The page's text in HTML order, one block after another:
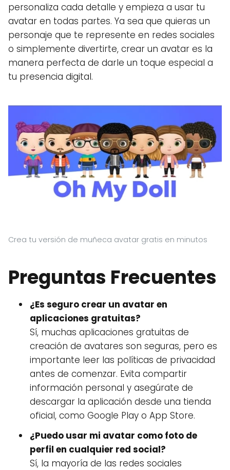
personaliza cada detalle y empieza a usar tu
avatar en todas partes. Ya sea que quieras un
personaje que te represente en redes sociales
o simplemente divertirte, crear un avatar es la
manera perfecta de darle un toque especial a
tu presencia digital.
Crea tu versión de muñeca avatar gratis en minutos
Preguntas Frecuentes
¿Es seguro crear un avatar en
aplicaciones gratuitas?
Sí, muchas aplicaciones gratuitas de
creación de avatares son seguras, pero es
importante leer las políticas de privacidad
antes de comenzar. Evita compartir
información personal y asegúrate de
descargar la aplicación desde una tienda
oficial, como Google Play o App Store.
¿Puedo usar mi avatar como foto de
perfil en cualquier red social?
Sí, la mayoría de las redes sociales